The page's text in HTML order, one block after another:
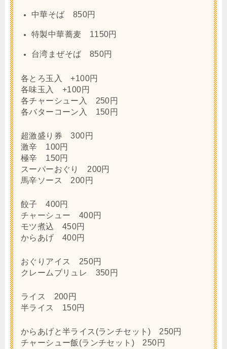
中華そば 850円
特製中華蕎麦 1150円
台湾まぜそば 850円
各とろ玉入 +100円
各味玉入 +100円
各チャーシュー入 250円
各バターコーン入 150円
超激盛り券 300円
激辛 100円
極辛 150円
スーパーおぐり 200円
馬辛ソース 200円
餃子 400円
チャーシュー 400円
モツ煮込 450円
からあげ 400円
おぐりアイス 250円
クレームブリュレ 350円
ライス 200円
半ライス 150円
からあげと半ライス(ランチセット) 250円
チャーシュー飯(ランチセット) 250円